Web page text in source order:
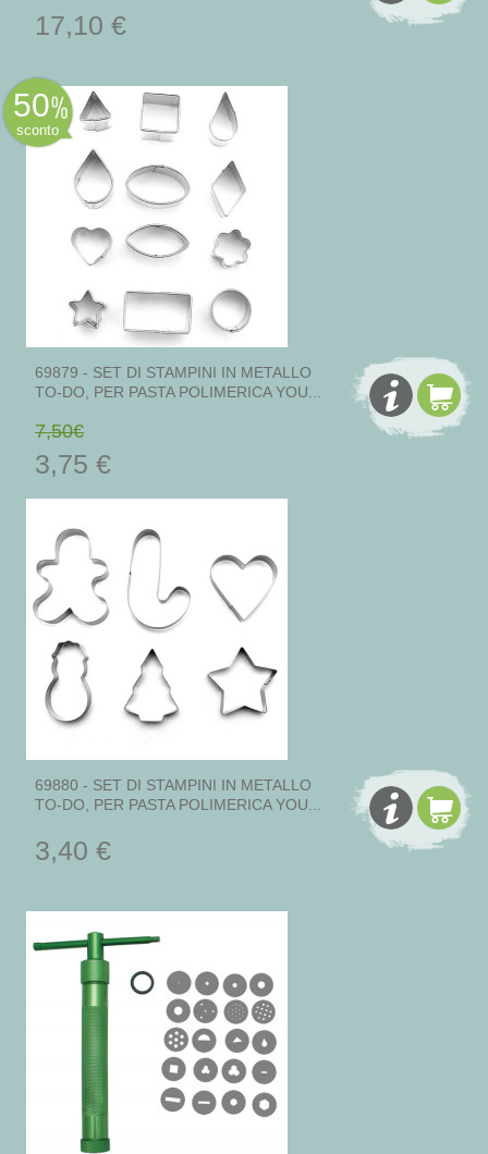
17,10 €
50
sconto
69879 - SET DI STAMPINI IN METALLO
TO-DO, PER PASTA POLIMERICA YOU...
7,50€
3,75 €
69880 - SET DI STAMPINI IN METALLO
TO-DO, PER PASTA POLIMERICA YOU...
3,40 €